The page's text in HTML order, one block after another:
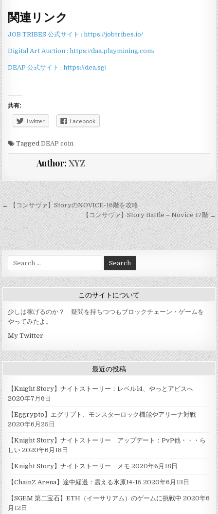
関連リンク
JOB TRIBES 公式サイト : https://jobtribes.io/
Digital Art Auction : https://daa.playmining.com/
DEAP 公式サイト : https://dea.sg/
共有:
Twitter Facebook
TaggedDEAP coin
Author: XYZ
投
稿
ナ
ビ
ゲ
ー
シ
ョ
ン
← 【コンサヴァ】StoryのNOVICE-16階を攻略
【コンサヴァ】Story Battle – Novice 17階 →
Search
for:
このサイトについて
少しは稼げるのか？ 疑問を持ちつつもブロックチェーン・ゲームを
やってみたよ。
My Twitter
最近の投稿
【Knight Story】ナイトストーリー：レベル14、やっとアビスへ
2020年7月6日
【Eggrypto】エグリプト、モンスターロック機能やアリーナ対戦
2020年6月25日
【Knight Story】ナイトストーリー アップデート：PvP他・・・ら
しい 2020年6月18日
【Knight Story】ナイトストーリー メモ 2020年6月18日
【ChainZ Arena】途中経過：震える氷原14-15 2020年6月13日
【SGEM 第二宝石】ETH（イーサリアム）のゲームに挑戦中 2020年6
月12日